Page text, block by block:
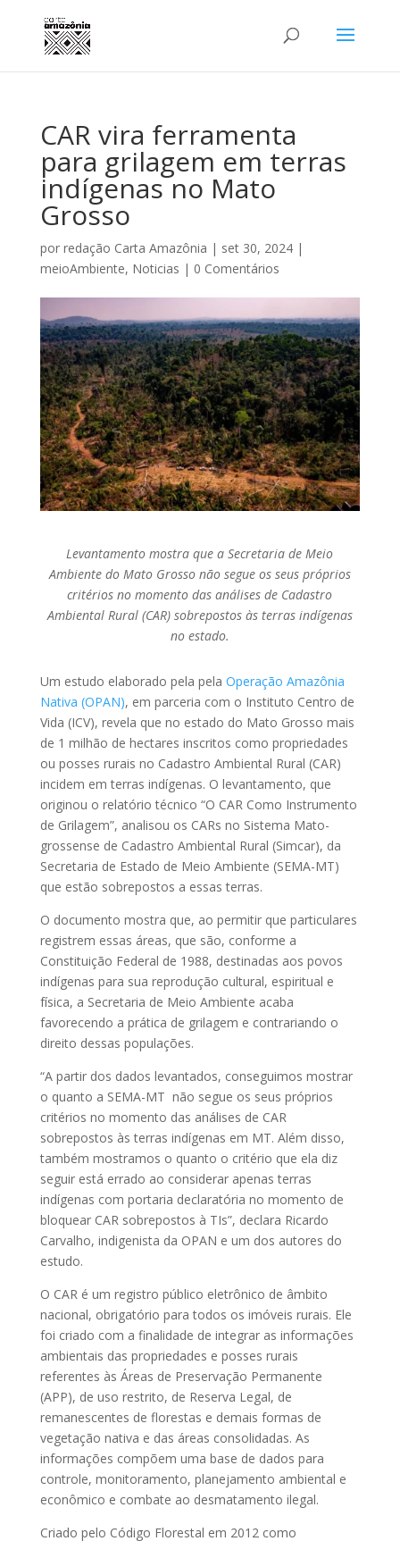
CAR vira ferramenta
para grilagem em terras
indígenas no Mato
Grosso
por redação Carta Amazônia | set 30, 2024|
meioAmbiente, Noticias | 0 Comentários
Levantamento mostra que a Secretaria de Meio
Ambiente do Mato Grosso não segue os seus próprios
critérios no momento das análises de Cadastro
Ambiental Rural (CAR) sobrepostos às terras indígenas
no estado.
Um estudo elaborado pela pela Operação Amazônia
Nativa (OPAN), em parceria com o Instituto Centro de
Vida (ICV), revela que no estado do Mato Grosso mais
de 1 milhão de hectares inscritos como propriedades
ou posses rurais no Cadastro Ambiental Rural (CAR)
incidem em terras indígenas. O levantamento, que
originou o relatório técnico “O CAR Como Instrumento
de Grilagem”, analisou os CARs no Sistema Mato-
grossense de Cadastro Ambiental Rural (Simcar), da
Secretaria de Estado de Meio Ambiente (SEMA-MT)
que estão sobrepostos a essas terras.
O documento mostra que, ao permitir que particulares
registrem essas áreas, que são, conforme a
Constituição Federal de 1988, destinadas aos povos
indígenas para sua reprodução cultural, espiritual e
física, a Secretaria de Meio Ambiente acaba
favorecendo a prática de grilagem e contrariando o
direito dessas populações.
“A partir dos dados levantados, conseguimos mostrar
o quanto a SEMA-MT não segue os seus próprios
critérios no momento das análises de CAR
sobrepostos às terras indígenas em MT. Além disso,
também mostramos o quanto o critério que ela diz
seguir está errado ao considerar apenas terras
indígenas com portaria declaratória no momento de
bloquear CAR sobrepostos à TIs”, declara Ricardo
Carvalho, indigenista da OPAN e um dos autores do
estudo.
O CAR é um registro público eletrônico de âmbito
nacional, obrigatório para todos os imóveis rurais. Ele
foi criado com a finalidade de integrar as informações
ambientais das propriedades e posses rurais
referentes às Áreas de Preservação Permanente
(APP), de uso restrito, de Reserva Legal, de
remanescentes de florestas e demais formas de
vegetação nativa e das áreas consolidadas. As
informações compõem uma base de dados para
controle, monitoramento, planejamento ambiental e
econômico e combate ao desmatamento ilegal.
Criado pelo Código Florestal em 2012 como